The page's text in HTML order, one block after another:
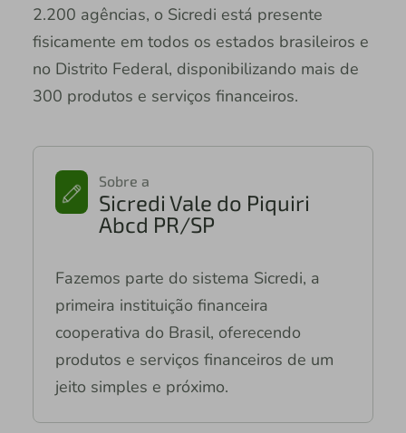
2.200 agências, o Sicredi está presente
fisicamente em todos os estados brasileiros e
no Distrito Federal, disponibilizando mais de
300 produtos e serviços financeiros.
Sobre a
Sicredi Vale do Piquiri
Abcd PR/SP
Fazemos parte do sistema Sicredi, a
primeira instituição financeira
cooperativa do Brasil, oferecendo
produtos e serviços financeiros de um
jeito simples e próximo.